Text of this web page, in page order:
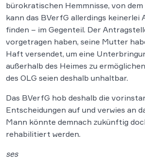
bürokratischen Hemmnisse, von dem
kann das BVerfG allerdings keinerlei
finden – im Gegenteil. Der
vorgetragen haben, seine Mutter
Haft versendet, um eine
außerhalb des Heimes zu
des OLG seien deshalb unhaltbar.
Das BVerfG hob deshalb die
Entscheidungen auf und verwies an
Mann könnte demnach zukünftig
rehabilitiert werden.
ses